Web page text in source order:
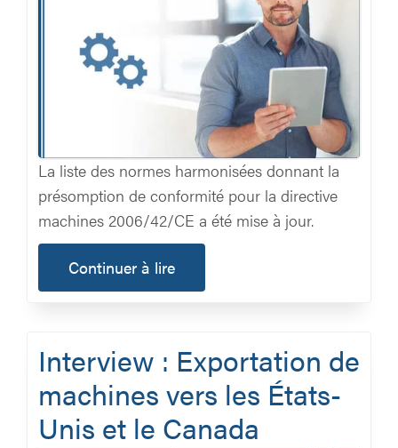
La liste des normes harmonisées donnant la
présomption de conformité pour la directive
machines 2006/42/CE a été mise à jour.
Continuer à lire
Interview : Exportation de
machines vers les États-
Unis et le Canada